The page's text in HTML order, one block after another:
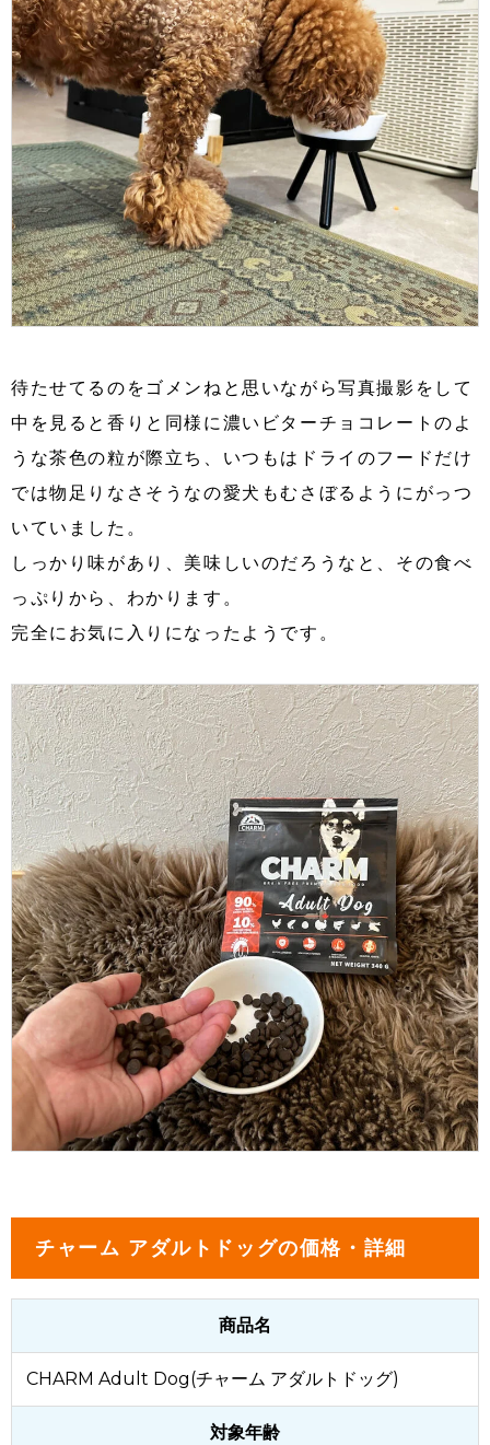
待たせてるのをゴメンねと思いながら写真撮影をして
中を見ると香りと同様に濃いビターチョコレートのよ
うな茶色の粒が際立ち、いつもはドライのフードだけ
では物足りなさそうなの愛犬もむさぼるようにがっつ
いていました。
しっかり味があり、美味しいのだろうなと、その食べ
っぷりから、わかります。
完全にお気に入りになったようです。
チャーム アダルトドッグの価格・詳細
商品名
CHARM Adult Dog(チャーム アダルトドッグ)
対象年齢